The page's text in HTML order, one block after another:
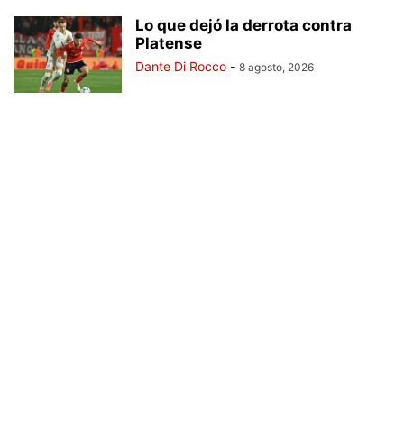
Lo que dejó la derrota contra
Platense
Dante Di Rocco - 8 agosto, 2026